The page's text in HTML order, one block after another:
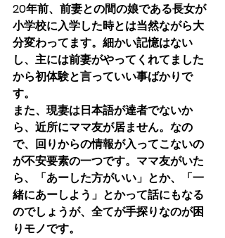
20年前、前妻との間の娘である長女が
小学校に入学した時とは当然ながら大
分変わってます。細かい記憶はない
し、主には前妻がやってくれてました
から初体験と言っていい事ばかりで
す。
また、現妻は日本語が達者でないか
ら、近所にママ友が居ません。なの
で、回りからの情報が入ってこないの
が不安要素の一つです。ママ友がいた
ら、「あーした方がいい」とか、「一
緒にあーしよう」とかって話にもなる
のでしょうが、全てが手探りなのが困
りモノです。